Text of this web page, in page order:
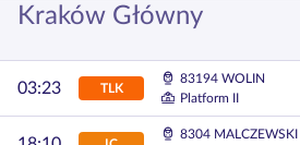
Kraków Główny
03:23 TLK
83194 WOLIN
Platform II
8304 MALCZEWSKI